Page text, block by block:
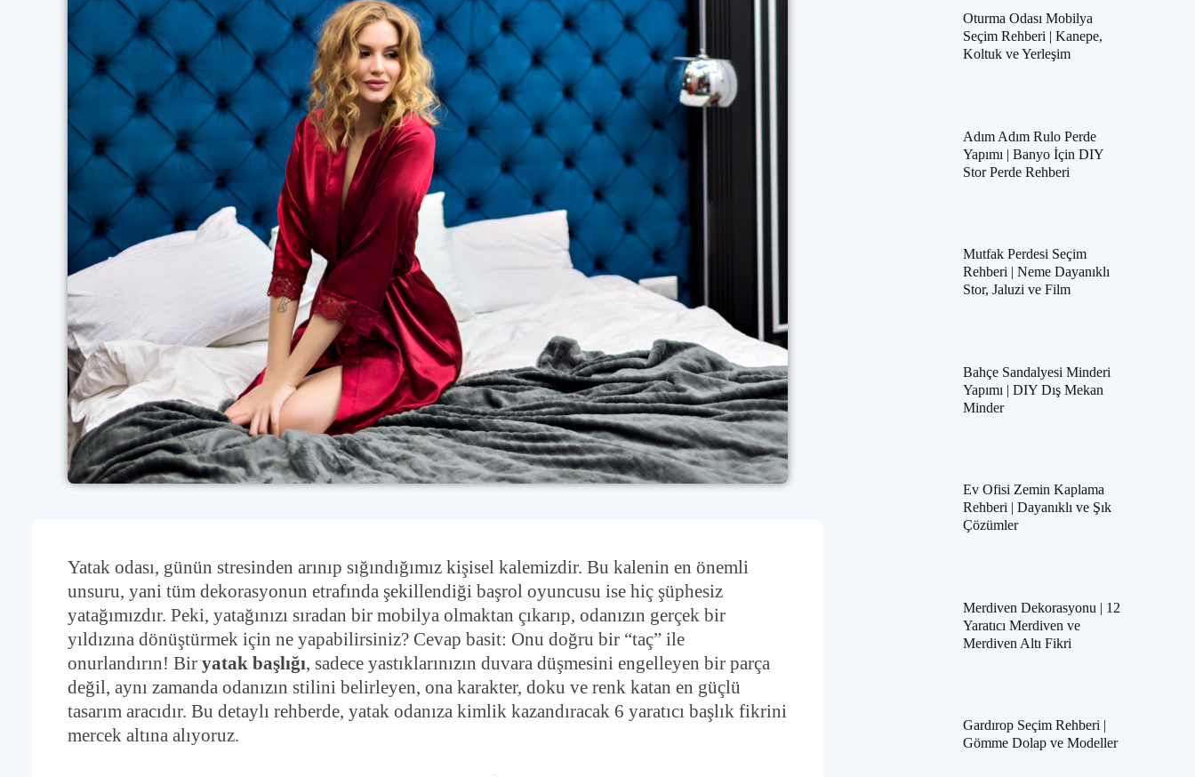
Yatak odası, günün stresinden arınıp sığındığımız kişisel kalemizdir. Bu kalenin en önemli
unsuru, yani tüm dekorasyonun etrafında şekillendiği başrol oyuncusu ise hiç şüphesiz
yatağımızdır. Peki, yatağınızı sıradan bir mobilya olmaktan çıkarıp, odanızın gerçek bir
yıldızına dönüştürmek için ne yapabilirsiniz? Cevap basit: Onu doğru bir “taç” ile
onurlandırın! Bir yatak başlığı, sadece yastıklarınızın duvara düşmesini engelleyen bir parça
değil, aynı zamanda odanızın stilini belirleyen, ona karakter, doku ve renk katan en güçlü
tasarım aracıdır. Bu detaylı rehberde, yatak odanıza kimlik kazandıracak 6 yaratıcı başlık fikrini
mercek altına alıyoruz.
Oturma Odası Mobilya
Seçim Rehberi | Kanepe,
Koltuk ve Yerleşim
Adım Adım Rulo Perde
Yapımı | Banyo İçin DIY
Stor Perde Rehberi
Mutfak Perdesi Seçim
Rehberi | Neme Dayanıklı
Stor, Jaluzi ve Film
Bahçe Sandalyesi Minderi
Yapımı | DIY Dış Mekan
Minder
Ev Ofisi Zemin Kaplama
Rehberi | Dayanıklı ve Şık
Çözümler
Merdiven Dekorasyonu | 12
Yaratıcı Merdiven ve
Merdiven Altı Fikri
Gardırop Seçim Rehberi |
Gömme Dolap ve Modeller